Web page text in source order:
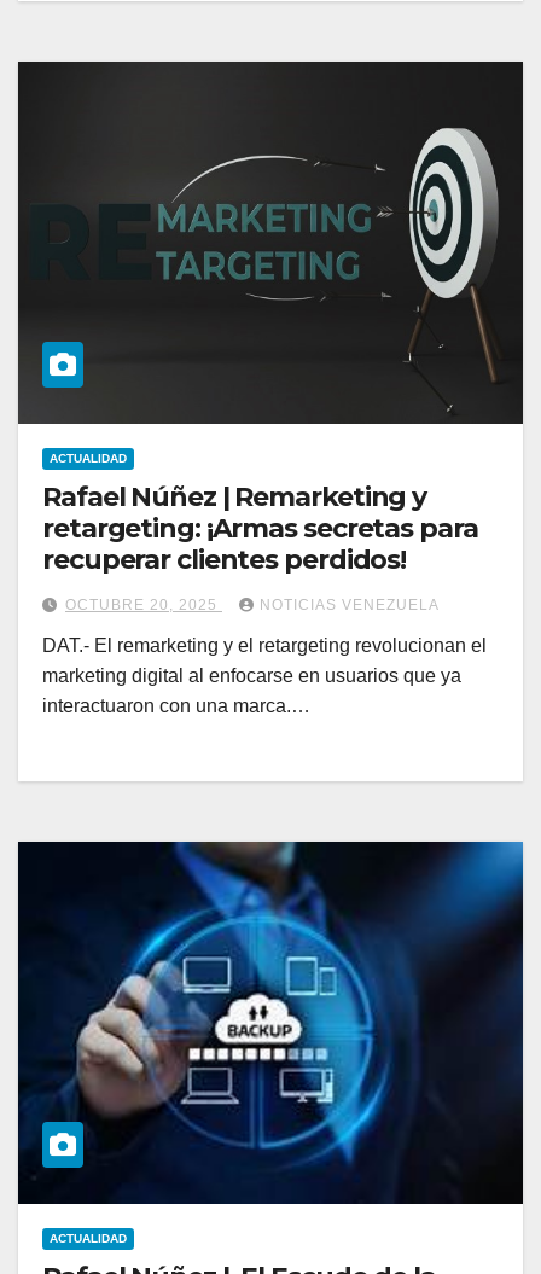
ACTUALIDAD
Rafael Núñez | Remarketing y
retargeting: ¡Armas secretas para
recuperar clientes perdidos!
OCTUBRE 20, 2025 NOTICIAS VENEZUELA
DAT.- El remarketing y el retargeting revolucionan el
marketing digital al enfocarse en usuarios que ya
interactuaron con una marca.…
ACTUALIDAD